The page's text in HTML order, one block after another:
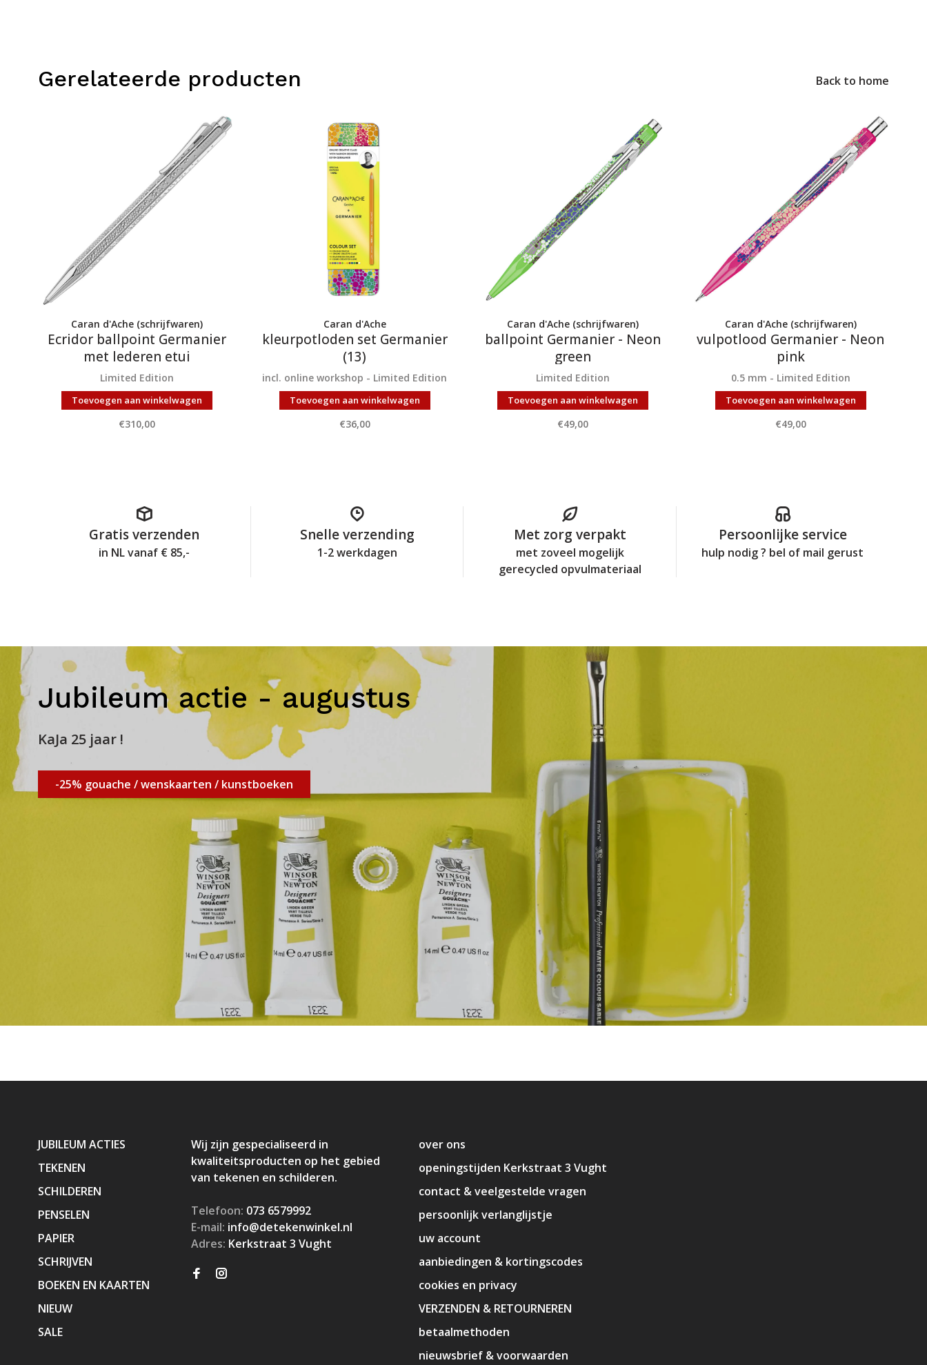
Gerelateerde producten Back to home
Caran d'Ache (schrijfwaren)
Ecridor ballpoint Germanier
met lederen etui
Limited Edition
Toevoegen aan winkelwagen
€310,00
Caran d'Ache
kleurpotloden set Germanier
(13)
incl. online workshop - Limited Edition
Toevoegen aan winkelwagen
€36,00
Caran d'Ache (schrijfwaren)
ballpoint Germanier - Neon
green
Limited Edition
Toevoegen aan winkelwagen
€49,00
Caran d'Ache (schrijfwaren)
vulpotlood Germanier - Neon
pink
0.5 mm - Limited Edition
Toevoegen aan winkelwagen
€49,00
Gratis verzenden
in NL vanaf € 85,-
Snelle verzending
1-2 werkdagen
Met zorg verpakt
met zoveel mogelijk
gerecycled opvulmateriaal
Persoonlijke service
hulp nodig ? bel of mail gerust
Jubileum actie - augustus
KaJa 25 jaar !
-25% gouache / wenskaarten / kunstboeken
JUBILEUM ACTIES
TEKENEN
SCHILDEREN
PENSELEN
PAPIER
SCHRIJVEN
BOEKEN EN KAARTEN
NIEUW
SALE
Wij zijn gespecialiseerd in
kwaliteitsproducten op het gebied
van tekenen en schilderen.
Telefoon: 073 6579992
E-mail: info@detekenwinkel.nl
Adres: Kerkstraat 3 Vught
over ons
openingstijden Kerkstraat 3 Vught
contact & veelgestelde vragen
persoonlijk verlanglijstje
uw account
aanbiedingen & kortingscodes
cookies en privacy
VERZENDEN & RETOURNEREN
betaalmethoden
nieuwsbrief & voorwaarden